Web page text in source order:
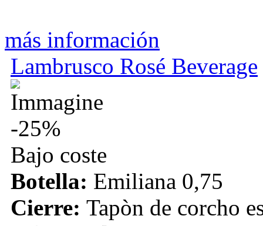
más información
Lambrusco Rosé Beverage
-25%
Bajo coste
Botella: Emiliana 0,75
Cierre: Tapòn de corcho